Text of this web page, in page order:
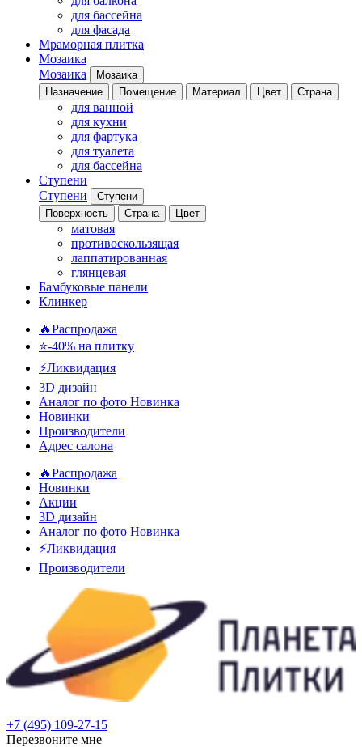
для бассейна
для фасада
Мраморная плитка
Мозаика
Мозаика
Мозаика
Назначение
Помещение Материал Цвет Страна
для ванной
для кухни
для фартука
для туалета
для бассейна
Ступени
Ступени
Ступени
Поверхность
Страна Цвет
матовая
противоскользящая
лаппатированная
глянцевая
Бамбуковые панели
Клинкер
🔥Распродажа
⭐-40% на плитку
⚡️Ликвидация
3D дизайн
Аналог по фото Новинка
Новинки
Производители
Адрес салона
🔥Распродажа
Новинки
Акции
3D дизайн
Аналог по фото Новинка
⚡Ликвидация
Производители
+7 (495) 109-27-15
Перезвоните мне